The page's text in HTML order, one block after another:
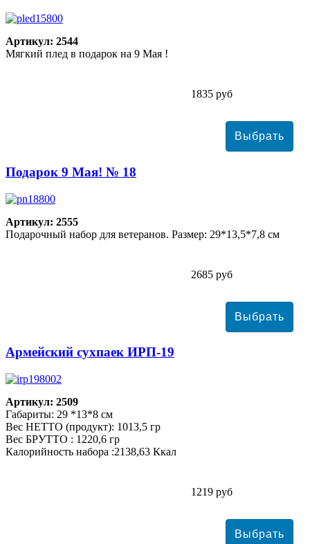
Артикул: 2544
Мягкий плед в подарок на 9 Мая !
1835 руб
Подарок 9 Мая! № 18
Артикул: 2555
Подарочный набор для ветеранов. Размер: 29*13,5*7,8 см
2685 руб
Армейский сухпаек ИРП-19
Артикул: 2509
Габариты: 29 *13*8 см
Вес НЕТТО (продукт): 1013,5 гр
Вес БРУТТО : 1220,6 гр
Калорийность набора :2138,63 Ккал
1219 руб